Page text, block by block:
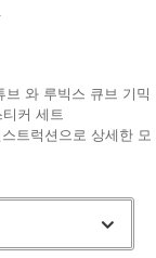
와 루빅스 큐브 기믹
커 세트
트럭션으로 상세한 모